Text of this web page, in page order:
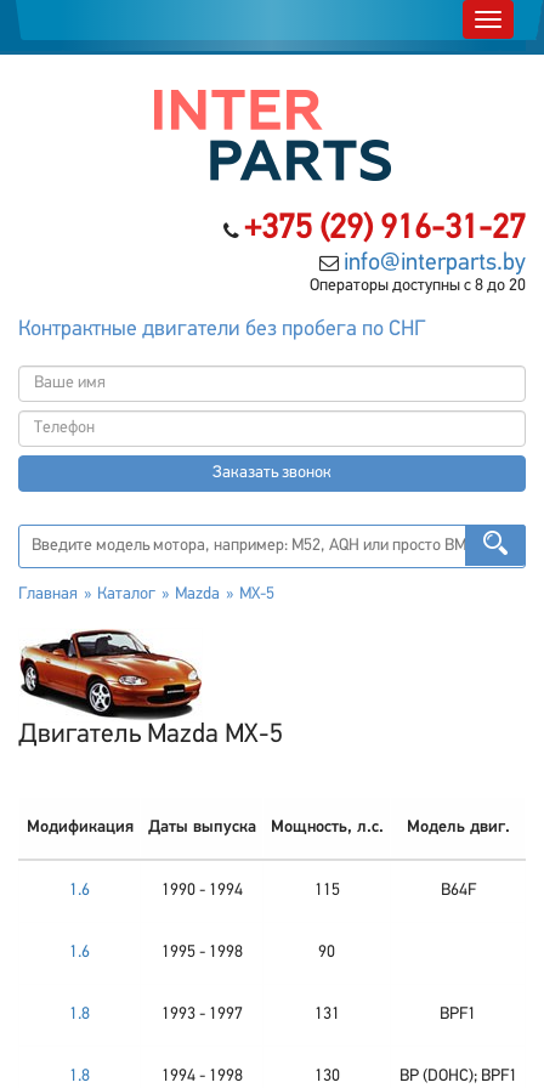
+375 (29) 916-31-27
info@interparts.by
Операторы доступны с 8 до 20
Контрактные двигатели без пробега по СНГ
Заказать звонок
Главная Каталог Mazda MX-5
Двигатель Mazda MX-5
Модификация Даты выпуска Мощность, л.с. Модель двиг.
1.6 1990 - 1994 115 B64F
1.6 1995 - 1998 90
1.8 1993 - 1997 131 BPF1
1.8 1994 - 1998 130 BP (DOHC); BPF1